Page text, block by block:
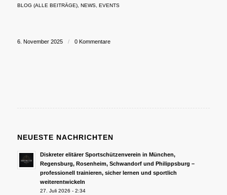
BLOG (ALLE BEITRÄGE), NEWS, EVENTS
6. November 2025 / 0 Kommentare
NEUESTE NACHRICHTEN
Diskreter elitärer Sportschützenverein in München,
Regensburg, Rosenheim, Schwandorf und Philippsburg –
professionell trainieren, sicher lernen und sportlich
weiterentwickeln
27. Juli 2026 - 2:34